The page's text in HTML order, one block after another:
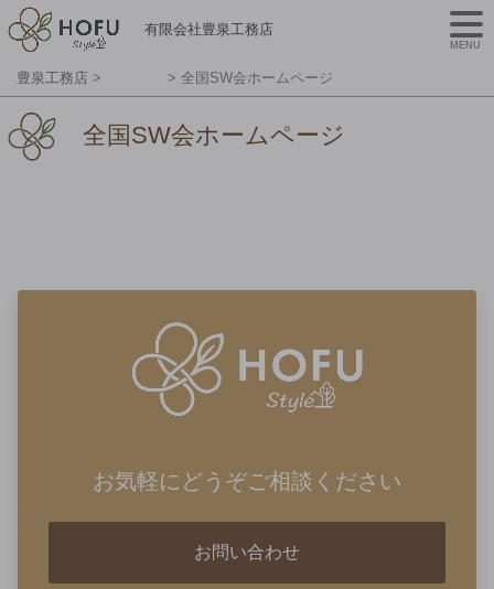
有限会社豊泉工務店
豊泉工務店 > > 全国SW会ホームページ
全国SW会ホームページ
お気軽にどうぞご相談ください
お問い合わせ
MENU